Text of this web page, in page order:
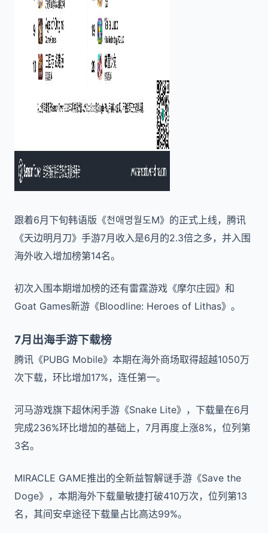
跟着6月下旬韩语版《천애명월도M》的正式上线，腾讯
《天边明月刀》手游7月收入是6月的2.3倍之多，并入围
海外收入增加榜第14名。
初次入围本期增加榜的还有雷霆游戏《摩尔庄园》和
Goat Games新游《Bloodline: Heroes of Lithas》。
7月出海手游下载榜
腾讯《PUBG Mobile》本期在海外商场取得超越1050万
次下载，环比增加17%，连任第一。
河马游戏旗下超休闲手游《Snake Lite》，下载量在6月
完成236%环比增加的基础上，7月再度上涨8%，位列第
3名。
MIRACLE GAME推出的全新益智解谜手游《Save the
Doge》，本期海外下载量敏捷打破410万次，位列第13
名，其间安卓途径下载量占比高达99%。